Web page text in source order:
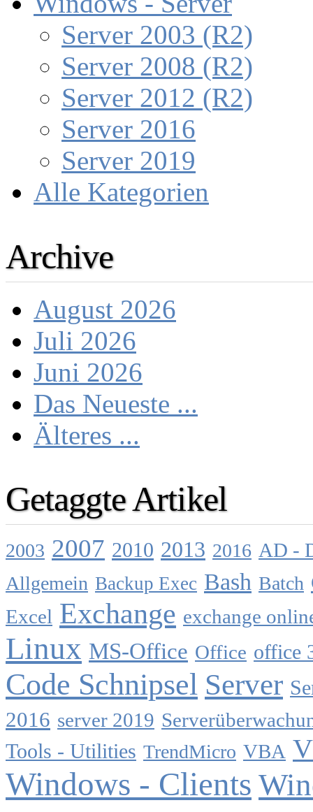
Server 2003 (R2)
Server 2008 (R2)
Server 2012 (R2)
Server 2016
Server 2019
Alle Kategorien
Archive
August 2026
Juli 2026
Juni 2026
Das Neueste ...
Älteres ...
Getaggte Artikel
2003 2007 2010 2013 2016 AD -
Allgemein Backup Exec Bash Batch
Excel Exchange exchange
Linux MS-Office Office office
Code Schnipsel Server
2016 server 2019
Tools - Utilities TrendMicro VBA
Windows - Clients